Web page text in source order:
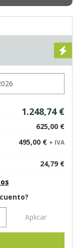
1.248,74 €
625,00 €
495,00 € + IVA
24,79 €
Aplicar